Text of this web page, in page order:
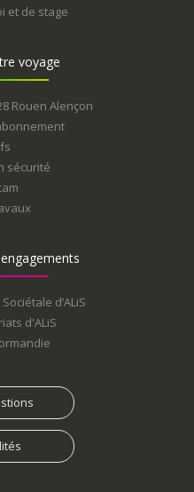
et de stage
voyage
Rouen Alençon
sécurité
d’ALiS
d'ALiS